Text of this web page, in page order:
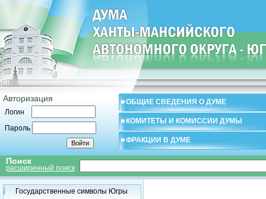
Авторизация
Логин
Пароль
ОБЩИЕ СВЕДЕНИЯ О ДУМЕ
КОМИТЕТЫ И КОМИССИИ ДУМЫ
ФРАКЦИИ В ДУМЕ
Поиск
расширенный поиск
Государственные символы Югры